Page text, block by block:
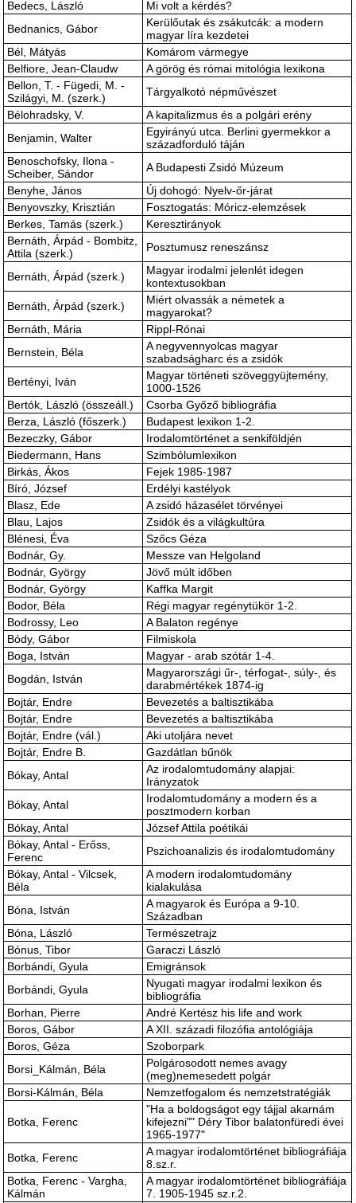
Bedecs, László
Mi volt a kérdés?
Bednanics, Gábor
Kerülőutak és zsákutcák: a modern
magyar líra kezdetei
Bél, Mátyás
Komárom vármegye
Belfiore, Jean-Claudw
A görög és római mitológia lexikona
Bellon, T. - Fügedi, M. -
Szilágyi, M. (szerk.)
Tárgyalkotó népművészet
Bélohradsky, V.
A kapitalizmus és a polgári erény
Benjamin, Walter
Egyirányú utca. Berlini gyermekkor a
századforduló táján
Benoschofsky, Ilona -
Scheiber, Sándor
A Budapesti Zsidó Múzeum
Benyhe, János
Új dohogó: Nyelv-őr-járat
Benyovszky, Krisztián
Fosztogatás: Móricz-elemzések
Berkes, Tamás (szerk.)
Keresztirányok
Bernáth, Árpád - Bombitz,
Attila (szerk.)
Posztumusz reneszánsz
Bernáth, Árpád (szerk.)
Magyar irodalmi jelenlét idegen
kontextusokban
Bernáth, Árpád (szerk.)
Miért olvassák a németek a
magyarokat?
Bernáth, Mária
Rippl-Rónai
Bernstein, Béla
A negyvennyolcas magyar
szabadságharc és a zsidók
Bertényi, Iván
Magyar történeti szöveggyüjtemény,
1000-1526
Bertók, László (összeáll.)
Csorba Győző bibliográfia
Berza, László (főszerk.)
Budapest lexikon 1-2.
Bezeczky, Gábor
Irodalomtörténet a senkiföldjén
Biedermann, Hans
Szimbólumlexikon
Birkás, Ákos
Fejek 1985-1987
Bíró, József
Erdélyi kastélyok
Blasz, Ede
A zsidó házasélet törvényei
Blau, Lajos
Zsidók és a világkultúra
Blénesi, Éva
Szőcs Géza
Bodnár, Gy.
Messze van Helgoland
Bodnár, György
Jövő múlt időben
Bodnár, György
Kaffka Margit
Bodor, Béla
Régi magyar regénytükör 1-2.
Bodrossy, Leo
A Balaton regénye
Bódy, Gábor
Filmiskola
Boga, István
Magyar - arab szótár 1-4.
Bogdán, István
Magyarországi űr-, térfogat-, súly-, és
darabmértékek 1874-ig
Bojtár, Endre
Bevezetés a baltisztikába
Bojtár, Endre
Bevezetés a baltisztikába
Bojtár, Endre (vál.)
Aki utoljára nevet
Bojtár, Endre B.
Gazdátlan bűnök
Bókay, Antal
Az irodalomtudomány alapjai:
Irányzatok
Bókay, Antal
Irodalomtudomány a modern és a
posztmodern korban
Bókay, Antal
József Attila poétikái
Bókay, Antal - Erőss,
Ferenc
Pszichoanalizis és irodalomtudomány
Bókay, Antal - Vilcsek,
Béla
A modern irodalomtudomány
kialakulása
Bóna, István
A magyarok és Európa a 9-10.
Században
Bóna, László
Természetrajz
Bónus, Tibor
Garaczi László
Borbándi, Gyula
Emigránsok
Borbándi, Gyula
Nyugati magyar irodalmi lexikon és
bibliográfia
Borhan, Pierre
André Kertész his life and work
Boros, Gábor
A XII. századi filozófia antológiája
Boros, Géza
Szoborpark
Borsi_Kálmán, Béla
Polgárosodott nemes avagy
(meg)nemesedett polgár
Borsi-Kálmán, Béla
Nemzetfogalom és nemzetstratégiák
Botka, Ferenc
"Ha a boldogságot egy tájjal akarnám
kifejezni"" Déry Tibor balatonfüredi évei
1965-1977"
Botka, Ferenc
A magyar irodalomtörténet bibliográfiája
8.sz.r.
Botka, Ferenc - Vargha,
Kálmán
A magyar irodalomtörténet bibliográfiája
7. 1905-1945 sz.r.2.